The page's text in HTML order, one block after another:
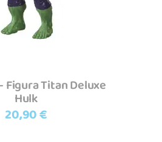
Figura Titan Deluxe
Hulk
20,90€